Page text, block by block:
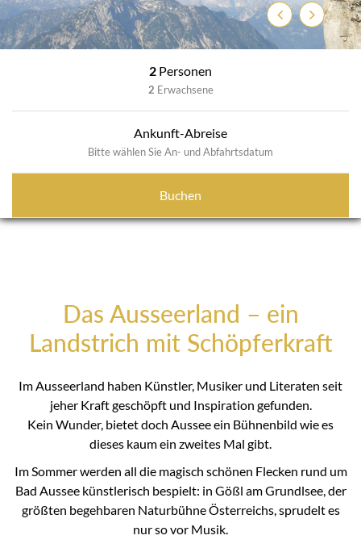
ZurückWeiter
2 Personen
2 Erwachsene
Ankunft-Abreise
Bitte wählen Sie An- und Abfahrtsdatum
Buchen
Das Ausseerland – ein
Landstrich mit Schöpferkraft
Im Ausseerland haben Künstler, Musiker und Literaten seit
jeher Kraft geschöpft und Inspiration gefunden.
Kein Wunder, bietet doch Aussee ein Bühnenbild wie es
dieses kaum ein zweites Mal gibt.
Im Sommer werden all die magisch schönen Flecken rund um
Bad Aussee künstlerisch bespielt: in Gößl am Grundlsee, der
größten begehbaren Naturbühne Österreichs, sprudelt es
nur so vor Musik.